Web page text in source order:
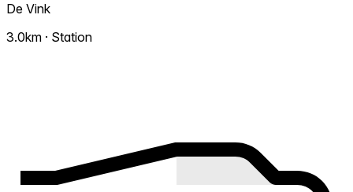
De Vink
3.0km · Station